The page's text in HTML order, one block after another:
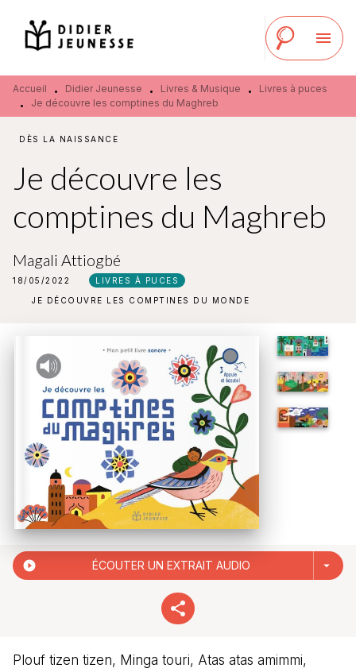
MENU RECHERCHE
PIED DE PAGE
menu
Accueil • Didier Jeunesse • Livres & Musique •
Livres à puces
•
Je découvre les comptines du Maghreb
DÈS LA NAISSANCE
Je découvre les
comptines du Maghreb
Magali Attiogbé
18/05/2022 LIVRES À PUCES
JE DÉCOUVRE LES COMPTINES DU MONDE
play_circle_filled ÉCOUTER UN EXTRAIT AUDIO arrow_drop_down
Plouf tizen tizen, Minga touri, Atas atas amimmi,